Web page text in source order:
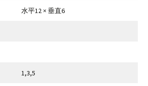
水平12 × 垂直6
1,3,5